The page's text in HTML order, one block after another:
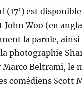
(17’) est
John Woo (en
la parole, ainsi
photographie
Marco Beltrami, le
comédiens Scott